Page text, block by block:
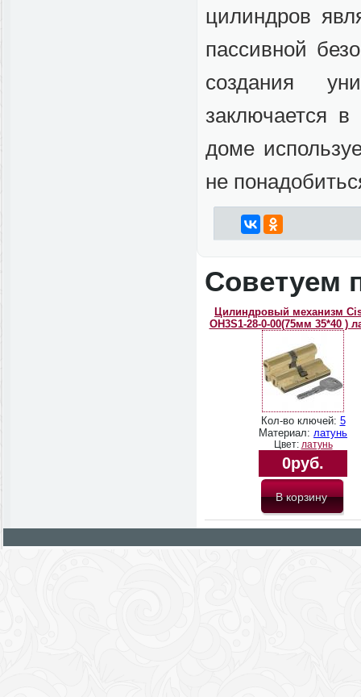
цилиндров
пассивной
создания
заключается
доме
не
Советуем
Цилиндровый механизм
OH3S1-28-0-00(75мм 35*40 )
Кол-во ключей: 5
Материал: латунь
Цвет: латунь
0руб.